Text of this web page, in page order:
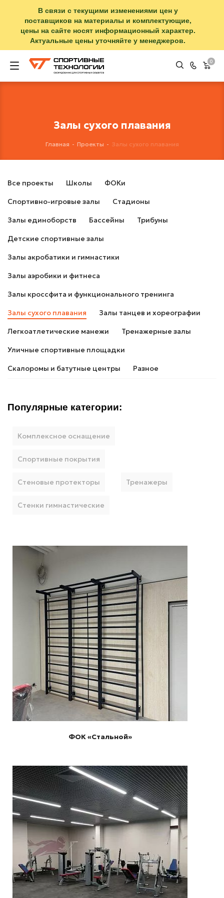
В связи с текущими изменениями цен у
поставщиков на материалы и комплектующие,
цены на сайте носят информационный характер.
Актуальные цены уточняйте у менеджеров.
0
Залы сухого плавания
Главная - Проекты - Залы сухого плавания
Все проекты Школы ФОКи
Спортивно-игровые залы Стадионы
Залы единоборств Бассейны Трибуны
Детские спортивные залы
Залы акробатики и гимнастики
Залы аэробики и фитнеса
Залы кроссфита и функционального тренинга
Залы сухого плавания Залы танцев и хореографии
Легкоатлетические манежи Тренажерные залы
Уличные спортивные площадки
Скалоромы и батутные центры Разное
Популярные категории:
Комплексное оснащение
Спортивные покрытия
Стеновые протекторы Тренажеры
Стенки гимнастические
Подробнее
ФОК «Стальной»
Подробнее